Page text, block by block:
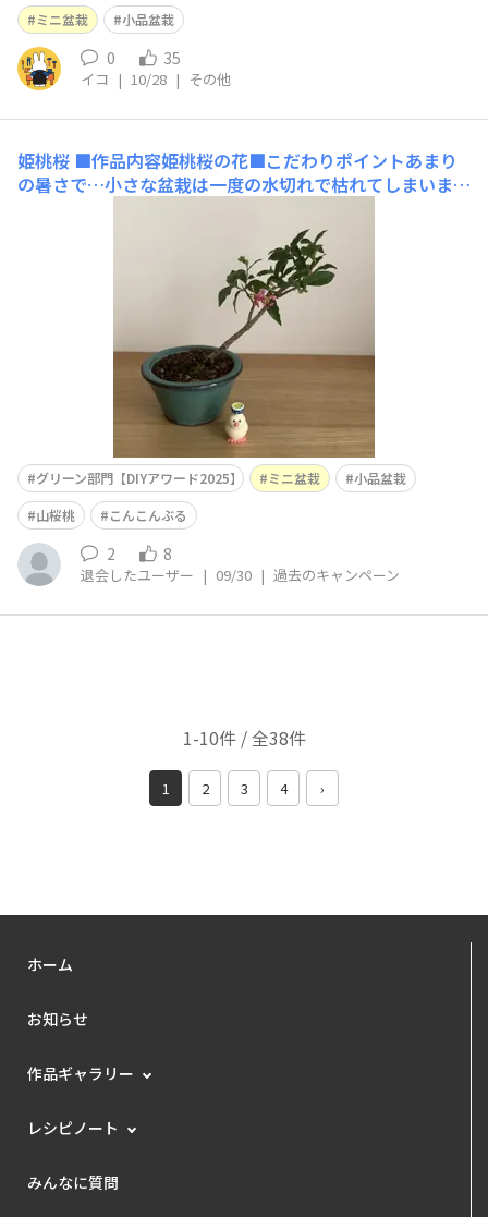
ミニ盆栽 小品盆栽
0 35
イコ | 10/28 | その他
姫桃桜 ■作品内容姫桃桜の花■こだわりポイントあまり
の暑さで…小さな盆栽は一度の水切れで枯れてしまいます
グリーン部門【DIYアワード2025】 ミニ盆栽
小品盆栽
山桜桃
こんこんぶる
2 8
退会したユーザー | 09/30 | 過去のキャンペーン
1-10件 / 全38件
1 2 3 4 ›
ホーム
お知らせ
作品ギャラリー
レシピノート
みんなに質問